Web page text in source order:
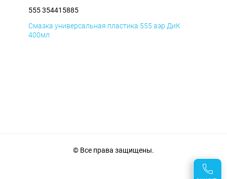
555 354415885
Смазка универсальная пластика 555 аэр ДиК
400мл
© Все права защищены.